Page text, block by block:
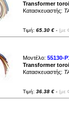
Transformer
Κατασκευαστής:
Τιμή: 65.30 € - (με
Μοντέλο: 55130-
Transformer
Κατασκευαστής:
Τιμή: 36.38 € - (με